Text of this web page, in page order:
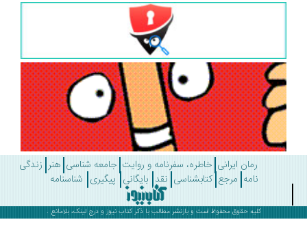
رمان ایرانی خاطره، سفرنامه و روایت جامعه شناسی هنر زندگی
مرجع کتابشناسی نقد بایگانی پیگیری شناسنامه
کلیه حقوق محفوظ است و بازنشر مطالب با ذکرکتاب نیوزو درج لینک، بلامانع .